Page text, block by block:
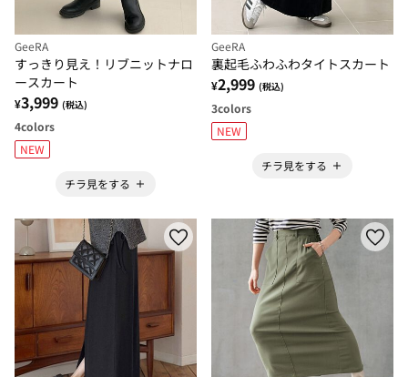
GeeRA
すっきり見え！リブニットナロ
ースカート
¥3,999 (税込)
4colors
NEW
チラ見をする
GeeRA
裏起毛ふわふわタイトスカート
¥2,999 (税込)
3colors
NEW
チラ見をする